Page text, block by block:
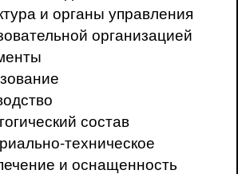
и органы управления
организацией
состав
техническое
и оснащенность